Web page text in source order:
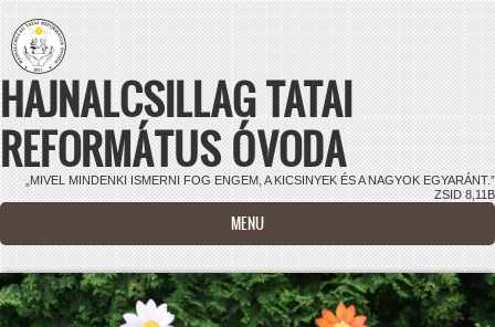
Ugrás a tartalomra
HAJNALCSILLAG TATAI
REFORMÁTUS ÓVODA
„MIVEL MINDENKI ISMERNI FOG ENGEM, A KICSINYEK ÉS A NAGYOK EGYARÁNT.”
ZSID 8,11B
MENU